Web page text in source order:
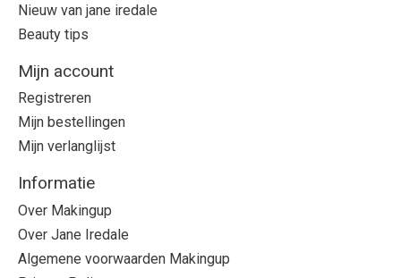
Nieuw van jane iredale
Beauty tips
Mijn account
Registreren
Mijn bestellingen
Mijn verlanglijst
Informatie
Over Makingup
Over Jane Iredale
Algemene voorwaarden Makingup